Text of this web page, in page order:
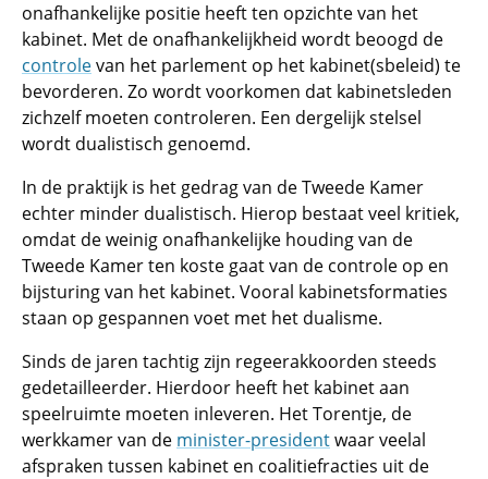
onafhankelijke positie heeft ten opzichte van het
kabinet. Met de onafhankelijkheid wordt beoogd de
controlevan het parlement op het kabinet(sbeleid) te
bevorderen. Zo wordt voorkomen dat kabinetsleden
zichzelf moeten controleren. Een dergelijk stelsel
wordt dualistisch genoemd.
In de praktijk is het gedrag van de Tweede Kamer
echter minder dualistisch. Hierop bestaat veel kritiek,
omdat de weinig onafhankelijke houding van de
Tweede Kamer ten koste gaat van de controle op en
bijsturing van het kabinet. Vooral kabinetsformaties
staan op gespannen voet met het dualisme.
Sinds de jaren tachtig zijn regeerakkoorden steeds
gedetailleerder. Hierdoor heeft het kabinet aan
speelruimte moeten inleveren. Het Torentje, de
werkkamer van de minister-presidentwaar veelal
afspraken tussen kabinet en coalitiefracties uit de